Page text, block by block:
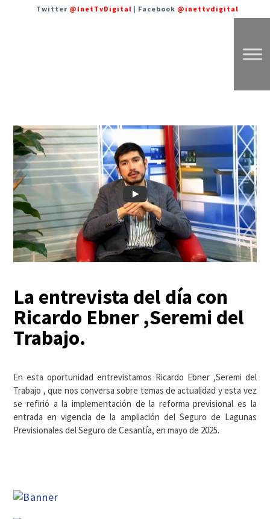
Twitter @InetTvDigital | Facebook @inettvdigital
La entrevista del día con
Ricardo Ebner ,Seremi del
Trabajo.
En esta oportunidad entrevistamos Ricardo Ebner ,Seremi del
Trabajo , que nos conversa sobre temas de actualidad y esta vez
se refirió a la implementación de la reforma previsional es la
entrada en vigencia de la ampliación del Seguro de Lagunas
Previsionales del Seguro de Cesantía, en mayo de 2025.